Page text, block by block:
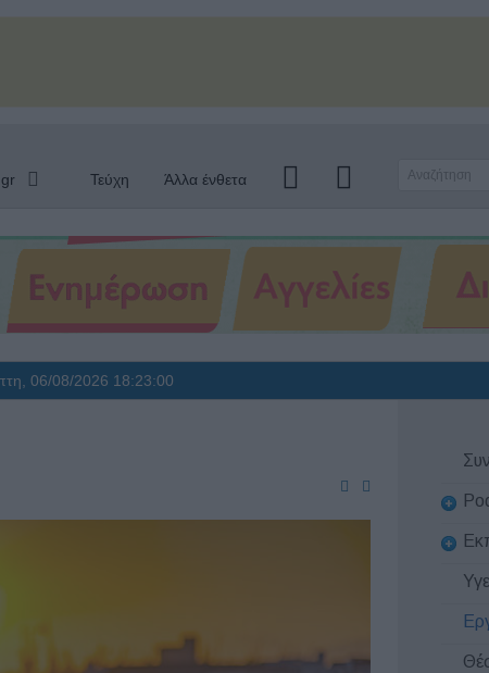
Τεύχη Άλλα ένθετα
06/08/2026 18:23:01